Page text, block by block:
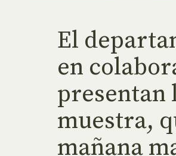
El
en
presentan
muestra,
mañana